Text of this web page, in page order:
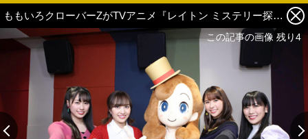
ももいろクローバーZがTVアニメ『レイトン ミステリー探偵社 ～カトリーのナゾトキファイル～』に出演！堀内賢雄＆井上和彦が動物役でゲスト出演も 2枚目の写真・画像
この記事の画像 残り4